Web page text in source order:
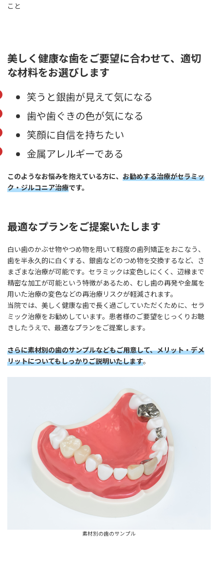
こと
美しく健康な歯をご要望に合わせて、適切
な材料をお選びします
笑うと銀歯が見えて気になる
歯や歯ぐきの色が気になる
笑顔に自信を持ちたい
金属アレルギーである
このようなお悩みを抱えている方に、 お勧めする治療がセラミッ
ク・ジルコニア治療です。
最適なプランをご提案いたします
白い歯のかぶせ物やつめ物を用いて軽度の歯列矯正をおこなう、
歯を半永久的に白くする、銀歯などのつめ物を交換するなど、さ
まざまな治療が可能です。セラミックは変色しにくく、辺縁まで
精密な加工が可能という特徴があるため、むし歯の再発や金属を
用いた治療の変色などの再治療リスクが軽減されます。
当院では、美しく健康な歯で長く過ごしていただくために、セラ
ミック治療をお勧めしています。患者様のご要望をじっくりお聴
きしたうえで、最適なプランをご提案します。
さらに素材別の歯のサンプルなどもご用意して、メリット・デメ
リットについてもしっかりご説明いたします。
素材別の歯のサンプル